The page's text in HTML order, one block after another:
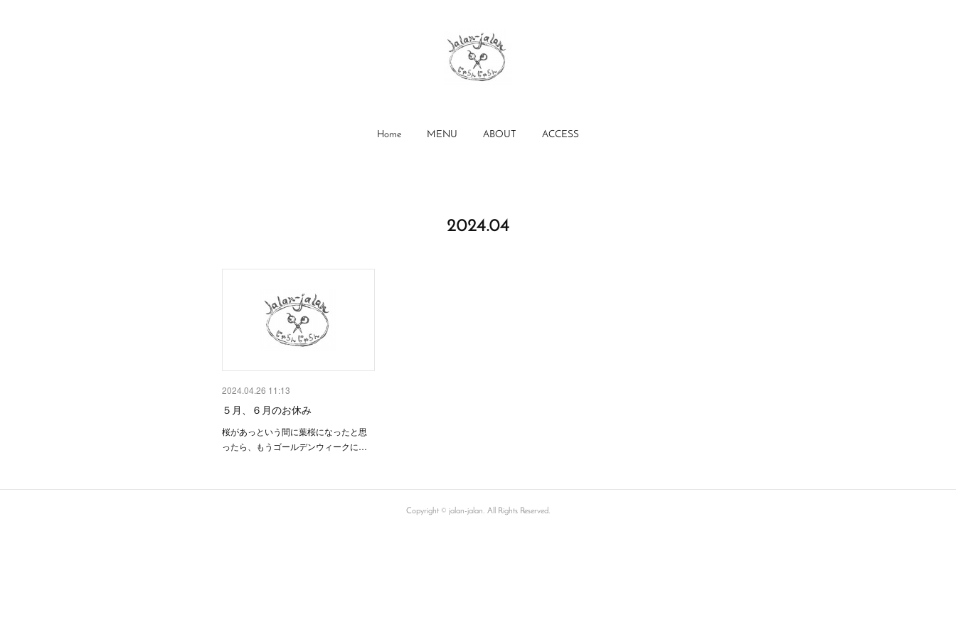
Home MENU ABOUT ACCESS
2024.04
2024.04.26 11:13
５月、６月のお休み
桜があっという間に葉桜になったと思
ったら、もうゴールデンウィークに…
Copyright © jalan-jalan. All Rights Reserved.